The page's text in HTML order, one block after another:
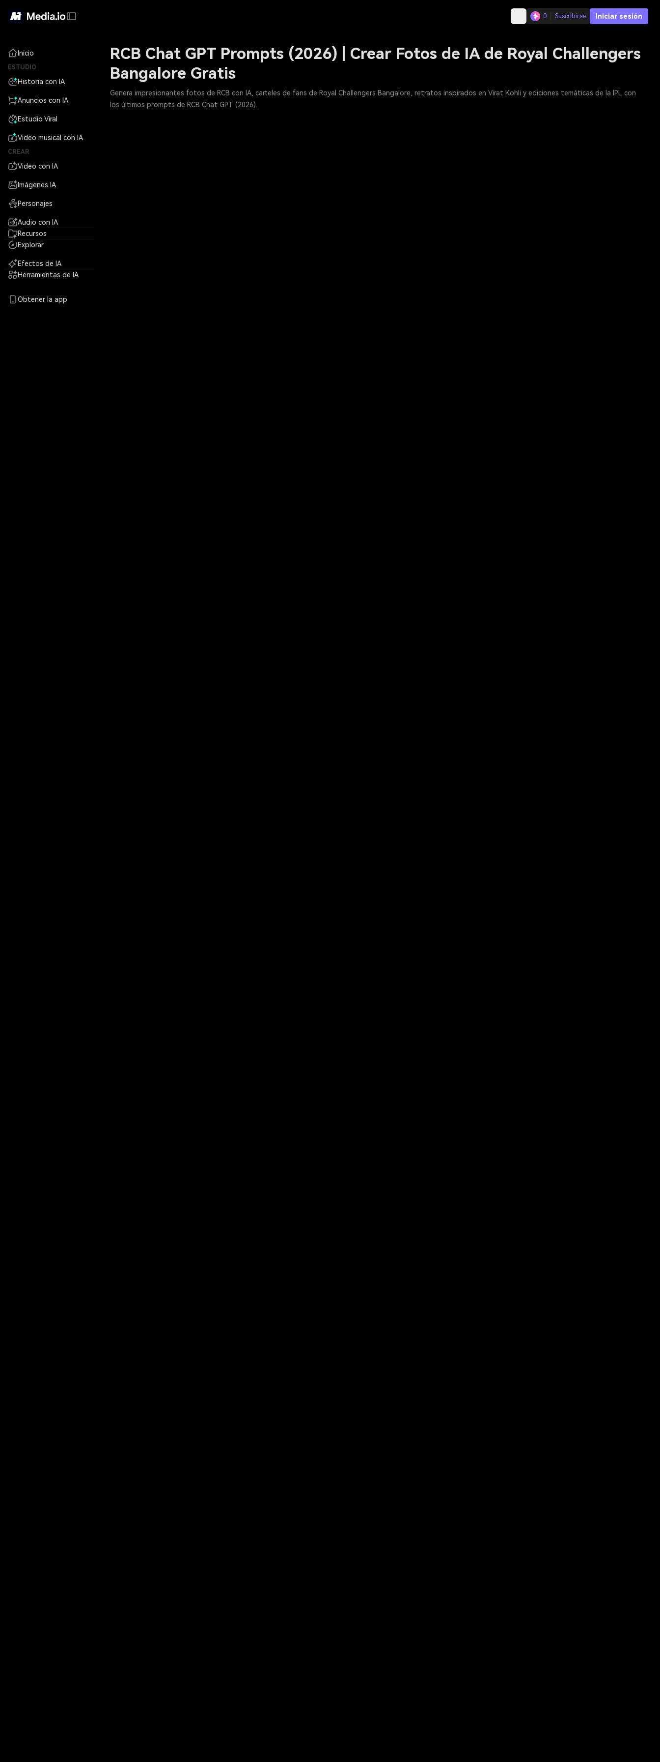
0 Suscribirse Iniciar sesión
Inicio
ESTUDIO
Historia con IA
Anuncios con IA
Estudio Viral
Video musical con IA
CREAR
Video con IA
Imágenes IA
Personajes
Audio con IA
Recursos
Explorar
Efectos de IA
Herramientas de IA
Obtener la app
RCB Chat GPT Prompts (2026) | Crear Fotos de IA de Royal Challengers
Bangalore Gratis
Genera impresionantes fotos de RCB con IA, carteles de fans de Royal Challengers Bangalore, retratos inspirados en Virat Kohli y ediciones temáticas de la IPL con
los últimos prompts de RCB Chat GPT (2026).